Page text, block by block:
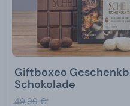
Giftboxeo
Schokolade
49,99 €